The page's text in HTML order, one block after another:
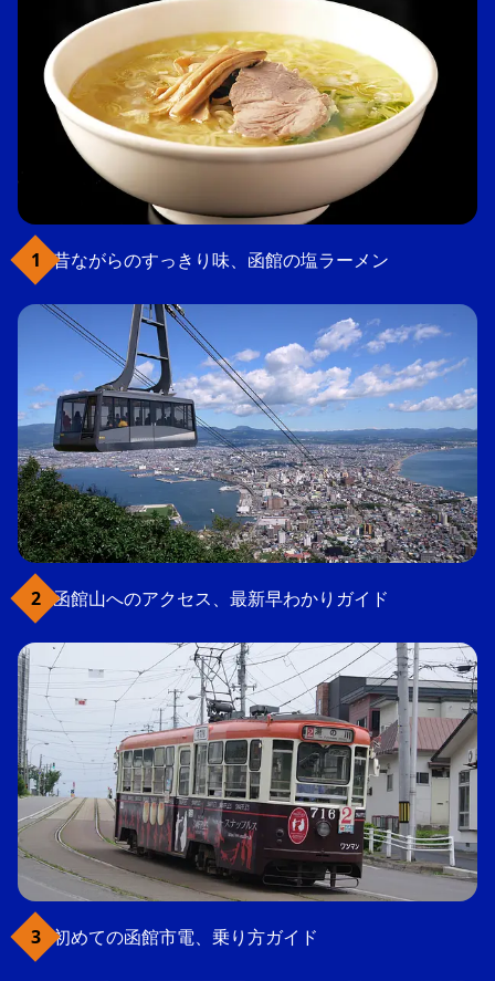
昔ながらのすっきり味、函館の塩ラーメン
函館山へのアクセス、最新早わかりガイド
初めての函館市電、乗り方ガイド